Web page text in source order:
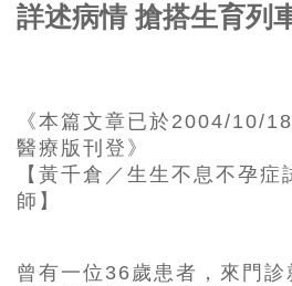
詳述病情 搶搭生育列
《本篇文章已於2004/10/
醫療版刊登》
【黃千倉／生生不息不孕症
師】
曾有一位36歲患者，來門